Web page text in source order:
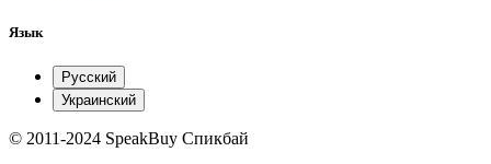
Язык
Русский
Украинский
© 2011-2024 SpeakBuy Спикбай